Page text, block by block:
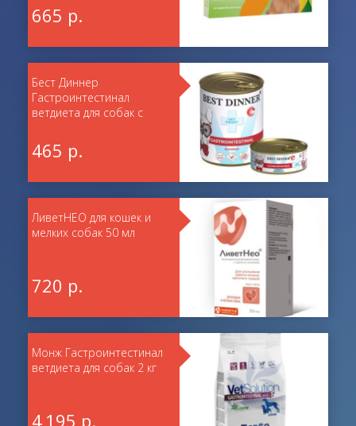
665 р.
Бест Диннер
Гастроинтестинал
ветдиета для собак с
465 р.
ЛиветНЕО для кошек и
мелких собак 50 мл
720 р.
Монж Гастроинтестинал
ветдиета для собак 2 кг
4 195 р.